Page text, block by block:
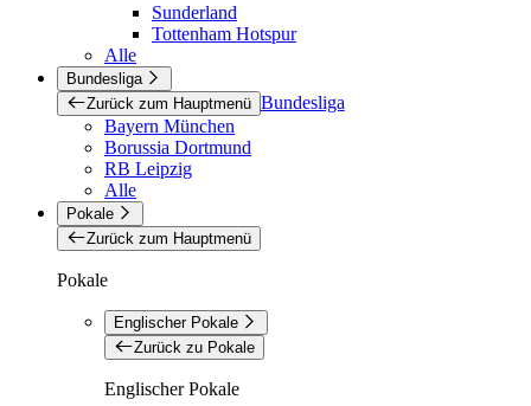
Sunderland
Tottenham Hotspur
Alle
Bundesliga
Zurück zum Hauptmenü Bundesliga
Bayern München
Borussia Dortmund
RB Leipzig
Alle
Pokale
Zurück zum Hauptmenü
Pokale
Englischer Pokale
Zurück zu Pokale
Englischer Pokale